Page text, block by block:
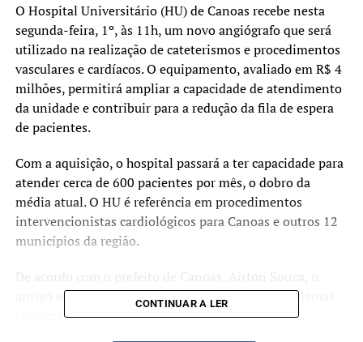
O Hospital Universitário (HU) de Canoas recebe nesta
segunda-feira, 1º, às 11h, um novo angiógrafo que será
utilizado na realização de cateterismos e procedimentos
vasculares e cardíacos. O equipamento, avaliado em R$ 4
milhões, permitirá ampliar a capacidade de atendimento
da unidade e contribuir para a redução da fila de espera
de pacientes.
Com a aquisição, o hospital passará a ter capacidade para
atender cerca de 600 pacientes por mês, o dobro da
média atual. O HU é referência em procedimentos
intervencionistas cardiológicos para Canoas e outros 12
municípios da região.
antigo equipamento apresentava frequentes problemas
técnicos.
CONTINUAR A LER